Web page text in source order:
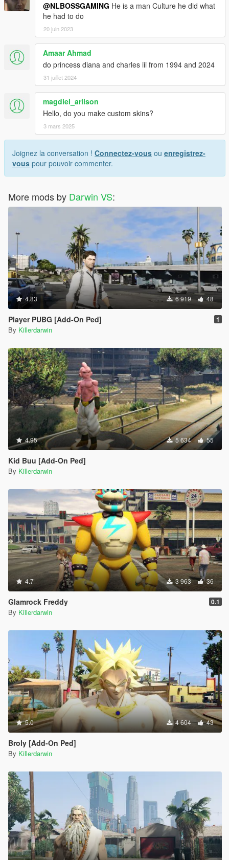
@NLBOSSGAMING He is a man Culture he did what
he had to do
20 juin 2023
Amaar Ahmad
do princess diana and charles iii from 1994 and 2024
31 juillet 2024
magdiel_arlison
Hello, do you make custom skins?
3 mars 2025
Joignez la conversation ! Connectez-vous ou enregistrez-
vous pour pouvoir commenter.
More mods by Darwin VS:
4.83 6 919 48
Player PUBG [Add-On Ped] 1
By Killerdarwin
4.95 5 634 55
Kid Buu [Add-On Ped]
By Killerdarwin
4.7 3 963 36
Glamrock Freddy 0.1
By Killerdarwin
5.0 4 604 43
Broly [Add-On Ped]
By Killerdarwin